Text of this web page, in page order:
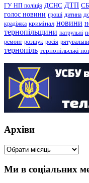
ГУ НП поліція ДСНС ДТП
голос новини гроші дитина
крадіжка кримінал новини
тернопільщини патрульні
ремонт розшук росія
тернопіль тернопільські
Архіви
Архіви
Ми в соціальних